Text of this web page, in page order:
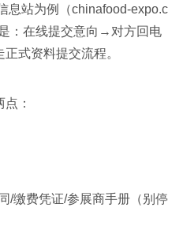
息站为例（chinafood-expo.c
：在线提交意向→对方回电
式资料提交流程。
：
/缴费凭证/参展商手册（别停